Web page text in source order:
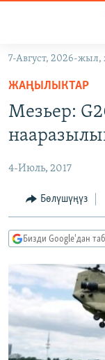
Навигацияга
өтүңүз
Издөөгө
салыңызКЫРГЫЗСТАН
ЭКОНОМИКА
МАДАНИЯТ
БОРБОР АЗИЯ
УКРАИНА
АТАЙЫН
ТВ
ЭКСПЕРТТЕР
БИЗ ЖАНА ДҮЙНӨ
ДАНИСТЕ
ЭЖЕ-СИҢДИЛЕР
АЗАТТЫК+
ӨЗГӨЧӨ ПИКИР
Русский
ОНЛАЙН ШЕРИНЕ
7-Август, 2026-
ЖАҢЫЛЫКТАР
Мезьер:
4-Июль, 2017
Бөлүшүңүз
Бизди Google'дан